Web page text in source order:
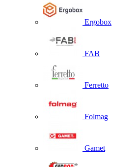
Ergobox
FAB
Ferretto
Folmag
Gamet